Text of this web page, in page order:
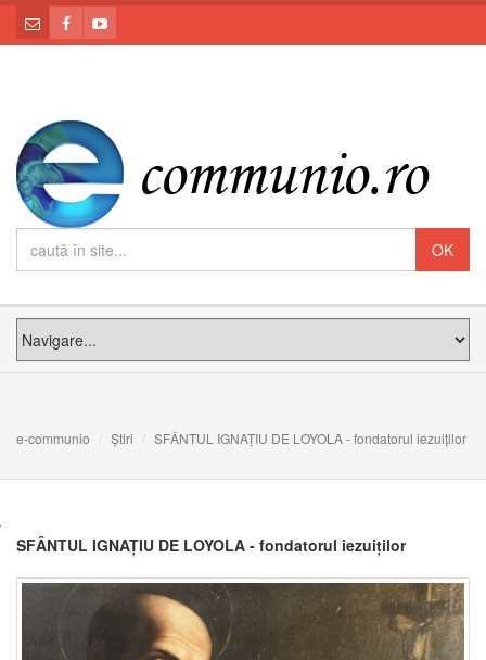
e-communio Știri SFÂNTUL IGNAȚIU DE LOYOLA - fondatorul iezuiților
SFÂNTUL IGNAȚIU DE LOYOLA - fondatorul iezuiților